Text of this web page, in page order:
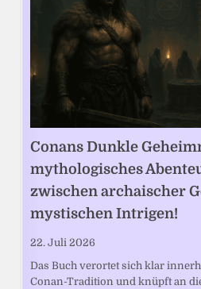
Conans Dunkle
mythologisches
zwischen archaischer
mystischen Intrigen!
22. Juli 2026
Das Buch verortet sich klar
Conan-Tradition und knüpft an